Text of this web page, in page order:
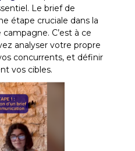
Le brief de
étape cruciale dans la
C’est à ce
analyser votre propre
concurrents, et définir
vos cibles.